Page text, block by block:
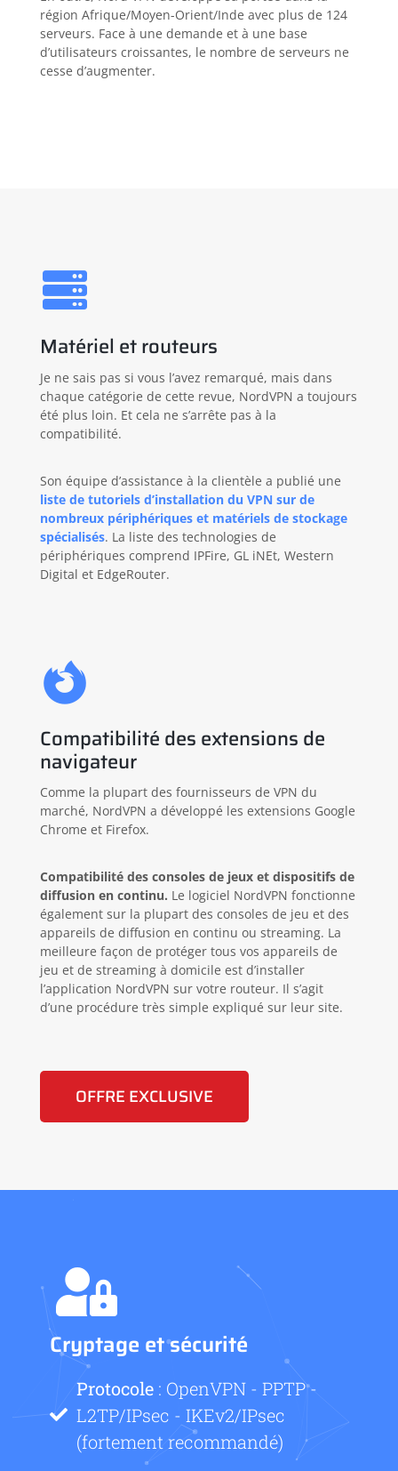
région Afrique/Moyen-Orient/Inde avec plus de 124
serveurs. Face à une demande et à une base
d’utilisateurs croissantes, le nombre de serveurs ne
cesse d’augmenter.
Compatibilité des extensions de
navigateur
Comme la plupart des fournisseurs de VPN du
marché, NordVPN a développé les extensions Google
Chrome et Firefox.
Compatibilité des consoles de jeux et dispositifs de
diffusion en continu. Le logiciel NordVPN fonctionne
également sur la plupart des consoles de jeu et des
appareils de diffusion en continu ou streaming. La
meilleure façon de protéger tous vos appareils de
jeu et de streaming à domicile est d’installer
l’application NordVPN sur votre routeur. Il s’agit
d’une procédure très simple expliqué sur leur site.
OFFRE EXCLUSIVE
Matériel et routeurs
Je ne sais pas si vous l’avez remarqué, mais dans
chaque catégorie de cette revue, NordVPN a toujours
été plus loin. Et cela ne s’arrête pas à la
compatibilité.
Son équipe d’assistance à la clientèle a publié une
liste de tutoriels d’installation du VPN sur de
nombreux périphériques et matériels de stockage
spécialisés. La liste des technologies de
périphériques comprend IPFire, GL iNEt, Western
Digital et EdgeRouter.
Cryptage et sécurité
Protocole: OpenVPN - PPTP -
L2TP/IPsec - IKEv2/IPsec
(fortement recommandé)